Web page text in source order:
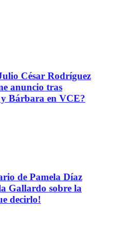
César Rodríguez
anuncio tras
Bárbara en VCE?
de Pamela Díaz
Gallardo sobre la
decirlo!